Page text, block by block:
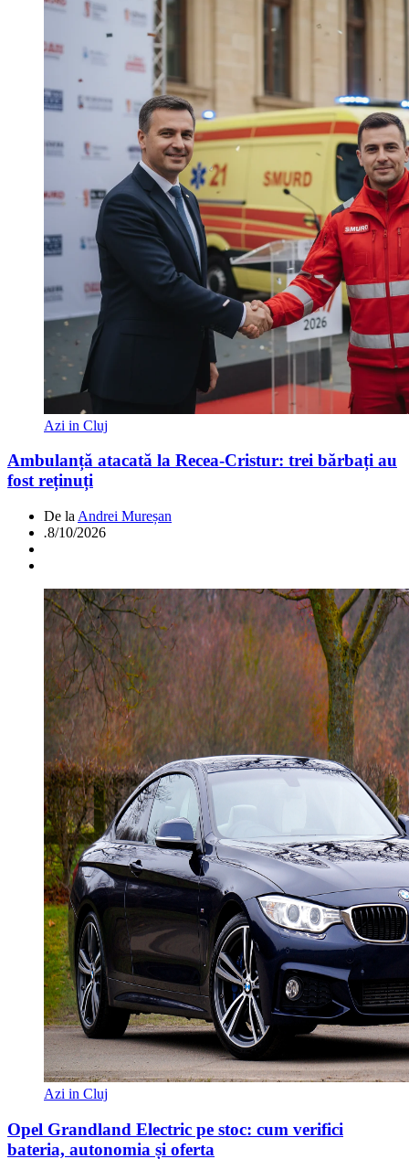
Azi in Cluj
Ambulanță atacată la Recea-Cristur: trei bărbați au
fost reținuți
De la Andrei Mureșan
.8/10/2026
Azi in Cluj
Opel Grandland Electric pe stoc: cum verifici
bateria, autonomia și oferta